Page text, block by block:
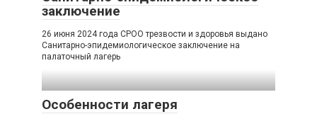
заключение
26 июня 2024 года СРОО трезвости и здоровья выдано
Санитарно-эпидемиологическое заключение на
палаточный лагерь
Особенности лагеря